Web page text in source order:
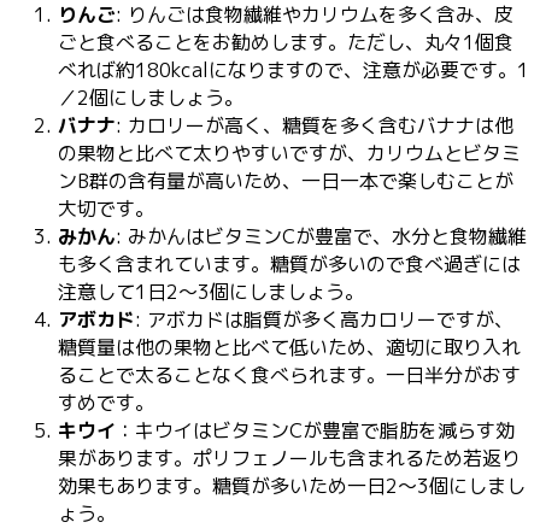
りんご: りんごは食物繊維やカリウムを多く含み、皮
ごと食べることをお勧めします。ただし、丸々1個食
べれば約180kcalになりますので、注意が必要です。1
／2個にしましょう。
バナナ: カロリーが高く、糖質を多く含むバナナは他
の果物と比べて太りやすいですが、カリウムとビタミ
ンB群の含有量が高いため、一日一本で楽しむことが
大切です。
みかん: みかんはビタミンCが豊富で、水分と食物繊維
も多く含まれています。糖質が多いので食べ過ぎには
注意して1日2～3個にしましょう。
アボカド: アボカドは脂質が多く高カロリーですが、
糖質量は他の果物と比べて低いため、適切に取り入れ
ることで太ることなく食べられます。一日半分がおす
すめです。
キウイ ：キウイはビタミンCが豊富で脂肪を減らす効
果があります。ポリフェノールも含まれるため若返り
効果もあります。糖質が多いため一日2～3個にしまし
ょう。